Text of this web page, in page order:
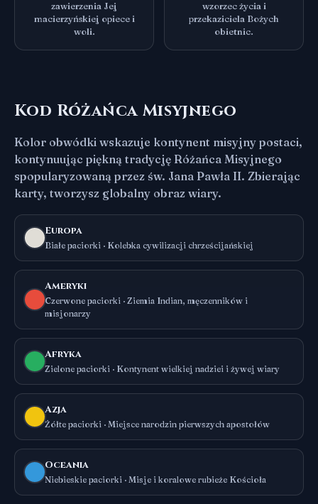
zawierzenia Jej
macierzyńskiej opiece i
woli.
wzorzec życia i
przekaziciela Bożych
obietnic.
Kod Różańca Misyjnego
Kolor obwódki wskazuje kontynent misyjny postaci,
kontynuując piękną tradycję Różańca Misyjnego
spopularyzowaną przez św. Jana Pawła II. Zbierając
karty, tworzysz globalny obraz wiary.
Europa
Białe paciorki · Kolebka cywilizacji chrześcijańskiej
Ameryki
Czerwone paciorki · Ziemia Indian, męczenników i
misjonarzy
Afryka
Zielone paciorki · Kontynent wielkiej nadziei i żywej wiary
Azja
Żółte paciorki · Miejsce narodzin pierwszych apostołów
Oceania
Niebieskie paciorki · Misje i koralowe rubieże Kościoła